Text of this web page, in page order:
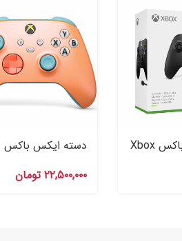
دسته ایکس باکس Xbox
دسته ایکس‌ باکس
Vibes OPI Special
۲۲,۵۰۰,۰۰۰ تومان